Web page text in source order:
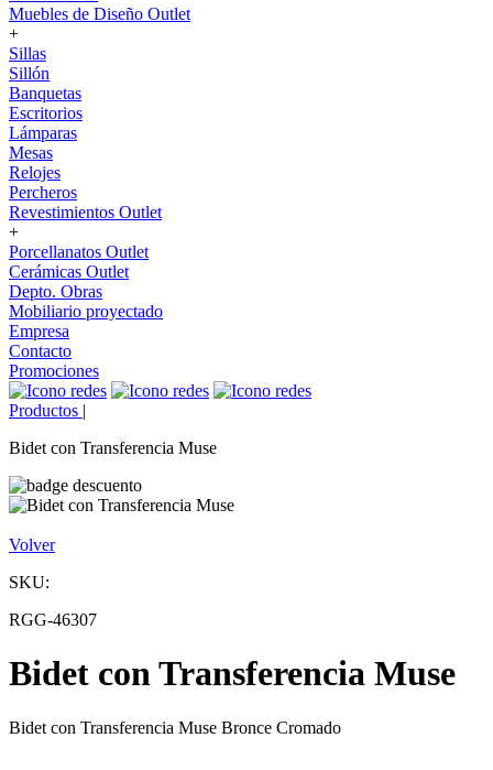
Muebles de Diseño Outlet
+
Sillas
Sillón
Banquetas
Escritorios
Lámparas
Mesas
Relojes
Percheros
Revestimientos Outlet
+
Porcellanatos Outlet
Cerámicas Outlet
Depto. Obras
Mobiliario proyectado
Empresa
Contacto
Promociones
Productos |
Bidet con Transferencia Muse
Volver
SKU:
RGG-46307
Bidet con Transferencia Muse
Bidet con Transferencia Muse Bronce Cromado